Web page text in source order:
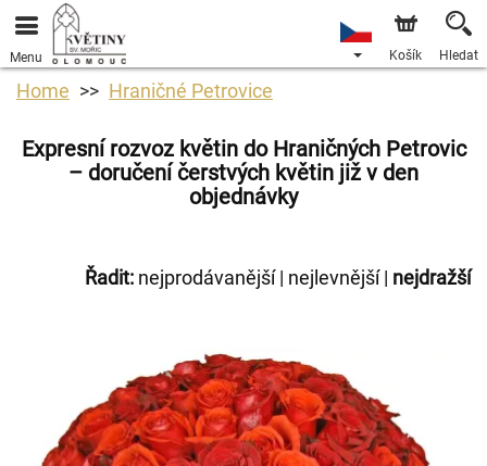
Menu Košík Hledat
Home Hraničné Petrovice
Expresní rozvoz květin do Hraničných Petrovic
– doručení čerstvých květin již v den
objednávky
Řadit: nejprodávanější| nejlevnější| nejdražší